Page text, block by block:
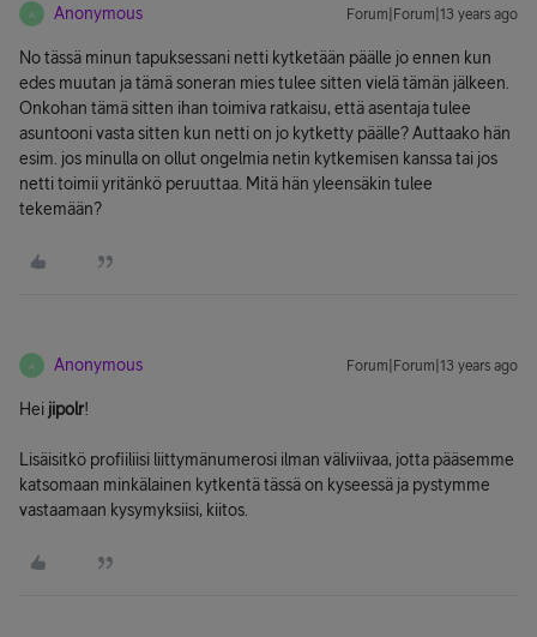
A Anonymous Forum|Forum|13 years ago
No tässä minun tapuksessani netti kytketään päälle jo ennen kun
edes muutan ja tämä soneran mies tulee sitten vielä tämän jälkeen.
Onkohan tämä sitten ihan toimiva ratkaisu, että asentaja tulee
asuntooni vasta sitten kun netti on jo kytketty päälle? Auttaako hän
esim. jos minulla on ollut ongelmia netin kytkemisen kanssa tai jos
netti toimii yritänkö peruuttaa. Mitä hän yleensäkin tulee
tekemään?
A Anonymous Forum|Forum|13 years ago
Hei jipolr!
Lisäisitkö profiiliisi liittymänumerosi ilman väliviivaa, jotta pääsemme
katsomaan minkälainen kytkentä tässä on kyseessä ja pystymme
vastaamaan kysymyksiisi, kiitos.